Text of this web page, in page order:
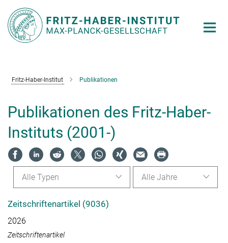
Hauptinhalt
Fritz-Haber-Institut Publikationen
Publikationen des Fritz-Haber-
Instituts (2001-)
Alle Jahre
Alle Typen
Zeitschriftenartikel (9036)
2026
Zeitschriftenartikel